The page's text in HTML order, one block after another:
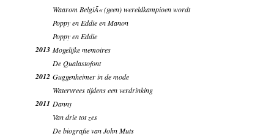
Waarom BelgiÃ« (geen) wereldkampioen wordt
Poppy en Eddie en Manon
Poppy en Eddie
2013 Mogelijke memoires
De Qualastofont
2012 Guggenheimer in de mode
Watervrees tijdens een verdrinking
2011 Danny
Van drie tot zes
De biografie van John Muts